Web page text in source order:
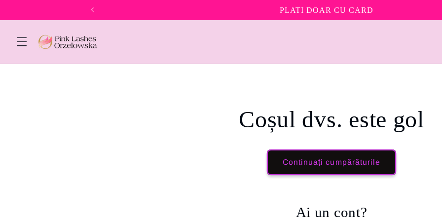
PLATI DOAR CU CARD
Coșul dvs. este gol
Continuați cumpărăturile
Ai un cont?